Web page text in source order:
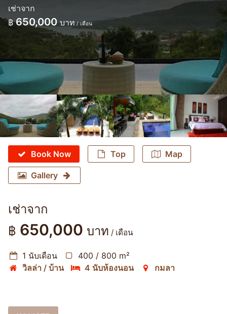
เช่าจาก
฿ 650,000บาท / เดือน
Book Now Top Map
Gallery
เช่าจาก
฿ 650,000 บาท / เดือน
1 นับเดือน
400 / 800 m²
วิลล่า / บ้าน
4 นับห้องนอน กมลา